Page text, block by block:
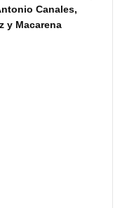
Canales,
y Macarena